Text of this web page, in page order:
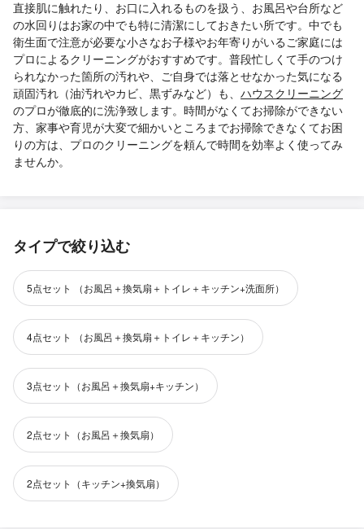
直接肌に触れたり、お口に入れるものを扱う、お風呂や台所など
の水回りはお家の中でも特に清潔にしておきたい所です。中でも
衛生面で注意が必要な小さなお子様やお年寄りがいるご家庭には
プロによるクリーニングがおすすめです。普段忙しくて手のつけ
られなかった箇所の汚れや、ご自身では落とせなかった気になる
頑固汚れ（油汚れやカビ、黒ずみなど）も、 ハウスクリーニング
のプロが徹底的に洗浄致します。時間がなくてお掃除ができない
方、家事や育児が大変で細かいところまでお掃除できなくてお困
りの方は、プロのクリーニングを頼んで時間を効率よく使ってみ
ませんか。
タイプで絞り込む
5点セット （お風呂＋換気扇＋トイレ＋キッチン+洗面所）
4点セット （お風呂＋換気扇＋トイレ＋キッチン）
3点セット（お風呂＋換気扇+キッチン）
2点セット（お風呂＋換気扇）
2点セット（キッチン+換気扇）